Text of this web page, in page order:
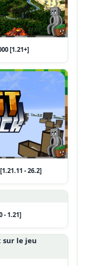
[1.21+]
- 26.2]
- 1.21]